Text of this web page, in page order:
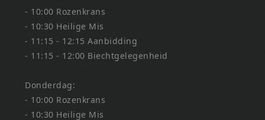
- 10:00 Rozenkrans
- 10:30 Heilige Mis
- 11:15 - 12:15 Aanbidding
- 11:15 - 12:00 Biechtgelegenheid
Donderdag:
- 10:00 Rozenkrans
- 10:30 Heilige Mis